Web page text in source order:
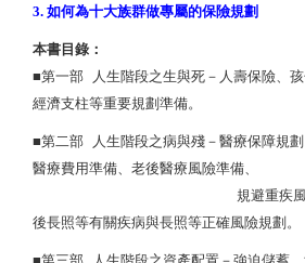
3. 如何為十大族群做專屬的保險規劃
本書目錄：
■第一部 人生階段之生與死－人壽保險、
經濟支柱等重要規劃準備。
■第二部 人生階段之病與殘－醫療保障規
醫療費用準備、老後醫療風險準備、
規避重疾風險、癌症
後長照等有關疾病與長照等正確風險規劃。